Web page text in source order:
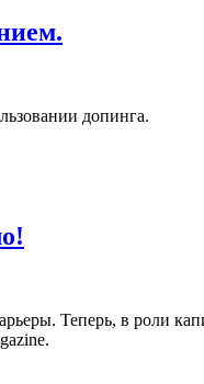
допинга.
Теперь, в роли